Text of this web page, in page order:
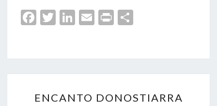
Fa
o
o
k
T
er
Li
dI
n
E
l
Pr
p
ar
tir
DONOSTIARRA
ENCANTO DONOSTIARRA